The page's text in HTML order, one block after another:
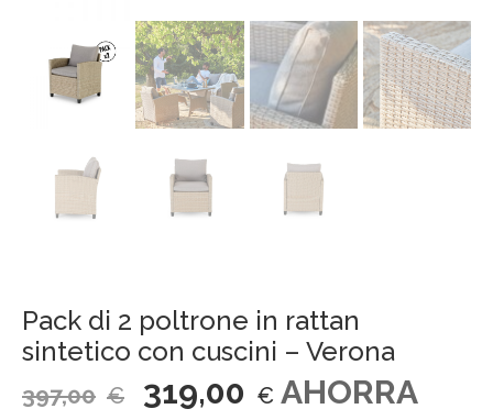
Pack di 2 poltrone in rattan
sintetico con cuscini – Verona
397,00 € 319,00 € AHORRA